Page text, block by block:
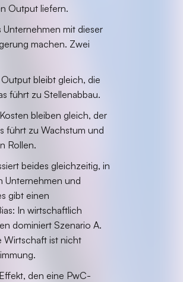
Output liefern.
Unternehmen mit dieser
machen. Zwei
bleibt gleich, die
führt zu Stellenabbau.
bleiben gleich, der
führt zu Wachstum und
Rollen.
beides gleichzeitig, in
Unternehmen und
gibt einen
In wirtschaftlich
dominiert Szenario A.
Wirtschaft ist nicht
den eine PwC-